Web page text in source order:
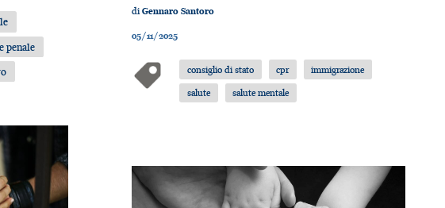
penale
diGennaro Santoro
05/11/2025
consiglio di stato cpr
immigrazione
salute
salute mentale